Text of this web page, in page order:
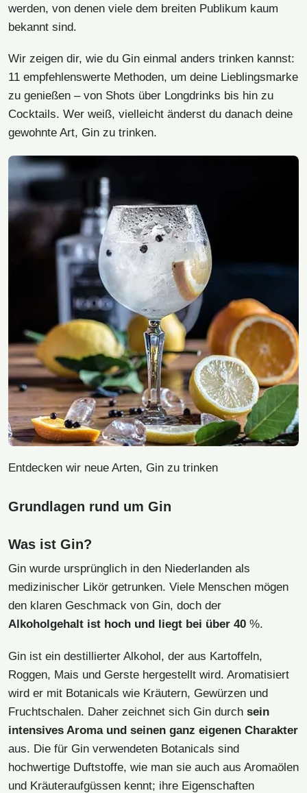
werden, von denen viele dem breiten Publikum kaum
bekannt sind.
Wir zeigen dir, wie du Gin einmal anders trinken kannst:
11 empfehlenswerte Methoden, um deine Lieblingsmarke
zu genießen – von Shots über Longdrinks bis hin zu
Cocktails. Wer weiß, vielleicht änderst du danach deine
gewohnte Art, Gin zu trinken.
Entdecken wir neue Arten, Gin zu trinken
Grundlagen rund um Gin
Was ist Gin?
Gin wurde ursprünglich in den Niederlanden als
medizinischer Likör getrunken. Viele Menschen mögen
den klaren Geschmack von Gin, doch der
Alkoholgehalt ist hoch und liegt bei über 40 %.
Gin ist ein destillierter Alkohol, der aus Kartoffeln,
Roggen, Mais und Gerste hergestellt wird. Aromatisiert
wird er mit Botanicals wie Kräutern, Gewürzen und
Fruchtschalen. Daher zeichnet sich Gin durch sein
intensives Aroma und seinen ganz eigenen Charakter
aus. Die für Gin verwendeten Botanicals sind
hochwertige Duftstoffe, wie man sie auch aus Aromaölen
und Kräuteraufgüssen kennt; ihre Eigenschaften